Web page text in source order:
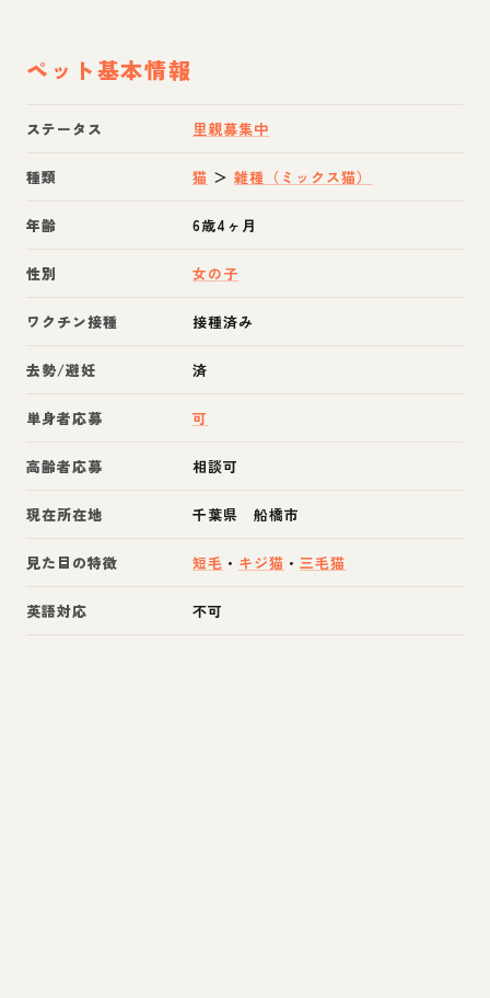
ペット基本情報
ステータス 里親募集中
種類 猫 ＞雑種（ミックス猫）
年齢 6歳4ヶ月
性別 女の子
ワクチン接種 接種済み
去勢/避妊 済
単身者応募 可
高齢者応募 相談可
現在所在地 千葉県 船橋市
見た目の特徴 短毛 ・ キジ猫 ・三毛猫
英語対応 不可